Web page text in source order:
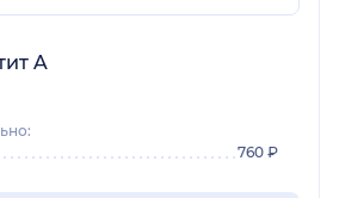
вкусное мороженое.
от наркоза она все время
смелой и отважной девочке.
A
760 ₽